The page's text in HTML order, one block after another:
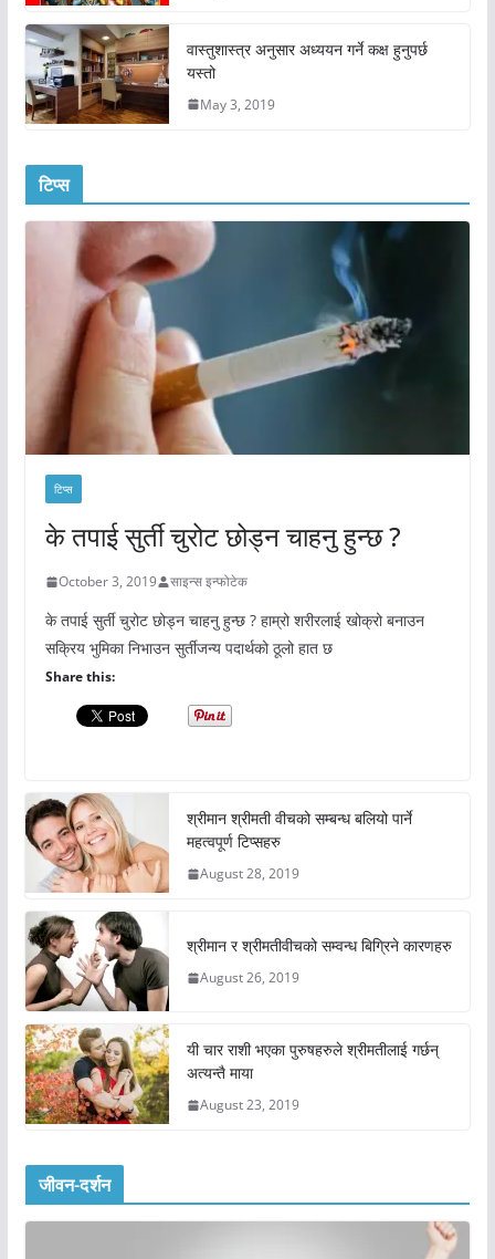
वास्तुशास्त्र अनुसार अध्ययन गर्ने कक्ष हुनुपर्छ
यस्तो
May 3, 2019
टिप्स
टिप्स
के तपाई सुर्ती चुरोट छोड्न चाहनु हुन्छ ?
October 3, 2019 साइन्स इन्फोटेक
के तपाई सुर्ती चुरोट छोड्न चाहनु हुन्छ ? हाम्रो शरीरलाई खोक्रो बनाउन
सक्रिय भुमिका निभाउन सुर्तीजन्य पदार्थको ठूलो हात छ
Share this:
श्रीमान श्रीमती वीचको सम्बन्ध बलियो पार्ने
महत्वपूर्ण टिप्सहरु
August 28, 2019
श्रीमान र श्रीमतीवीचको सम्वन्ध बिग्रिने कारणहरु
August 26, 2019
यी चार राशी भएका पुरुषहरुले श्रीमतीलाई गर्छन्
अत्यन्तै माया
August 23, 2019
जीवन-दर्शन